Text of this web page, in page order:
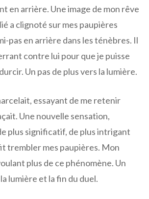
en arrière. Une image de mon rêve
a clignoté sur mes paupières
pas en arrière dans les ténèbres. Il
contre lui pour que je puisse
Un pas de plus vers la lumière.
essayant de me retenir
Une nouvelle sensation,
plus significatif, de plus intrigant
trembler mes paupières. Mon
plus de ce phénomène. Un
lumière et la fin du duel.